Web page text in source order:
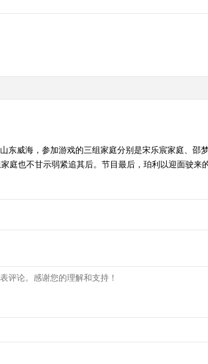
东威海，参加游戏的三组家庭分别是宋乐宸家庭、邵
庭也不甘示弱紧追其后。节目最后，珀利以迎面驶来